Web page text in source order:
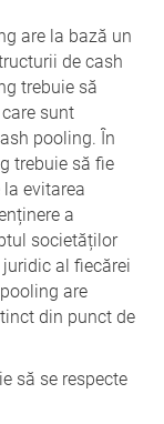
are la bază un
de cash
trebuie să
sunt
pooling. În
trebuie să fie
evitarea
a
societăților
al fiecărei
are
din punct de
să se respecte